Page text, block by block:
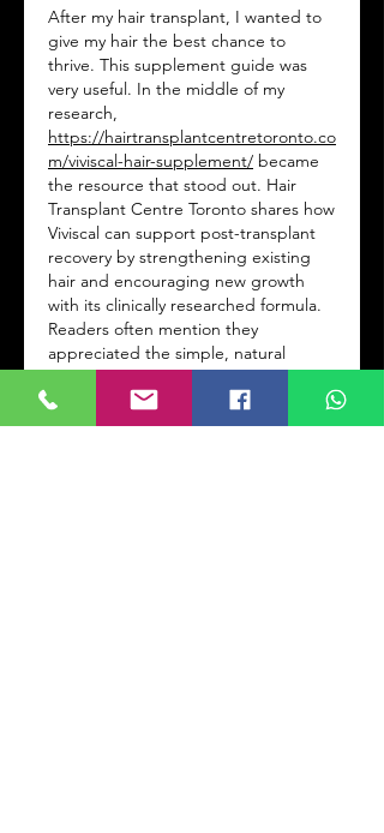
After my hair transplant, I wanted to
give my hair the best chance to
thrive. This supplement guide was
very useful. In the middle of my
https://hairtransplantcentretoronto.co
m/viviscal-hair-supplement/ became
the resource that stood out. Hair
Transplant Centre Toronto shares how
Viviscal can support post-transplant
recovery by strengthening existing
hair and encouraging new growth
with its clinically researched formula.
Readers often mention they
appreciated the simple, natural
approach and saw positive changes in
hair thickness.